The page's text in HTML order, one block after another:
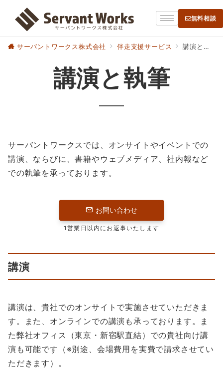
無料相談
サーバントワークス株式会社 伴走支援サービス 講演と執筆
講演と執筆
サーバントワークスでは、オンサイトやイベントでの
講演、ならびに、書籍やウェブメディア、社内報など
での執筆を承っております。
お問い合わせ
1営業日以内にお返事いたします
講演
講演は、貴社でのオンサイトで実施させていただきま
す。また、オンラインでの講演も承っております。ま
た弊社オフィス（東京・新宿駅直結）での貴社向け講
演も可能です（※別途、会場費用を実費で請求させてい
ただきます）。